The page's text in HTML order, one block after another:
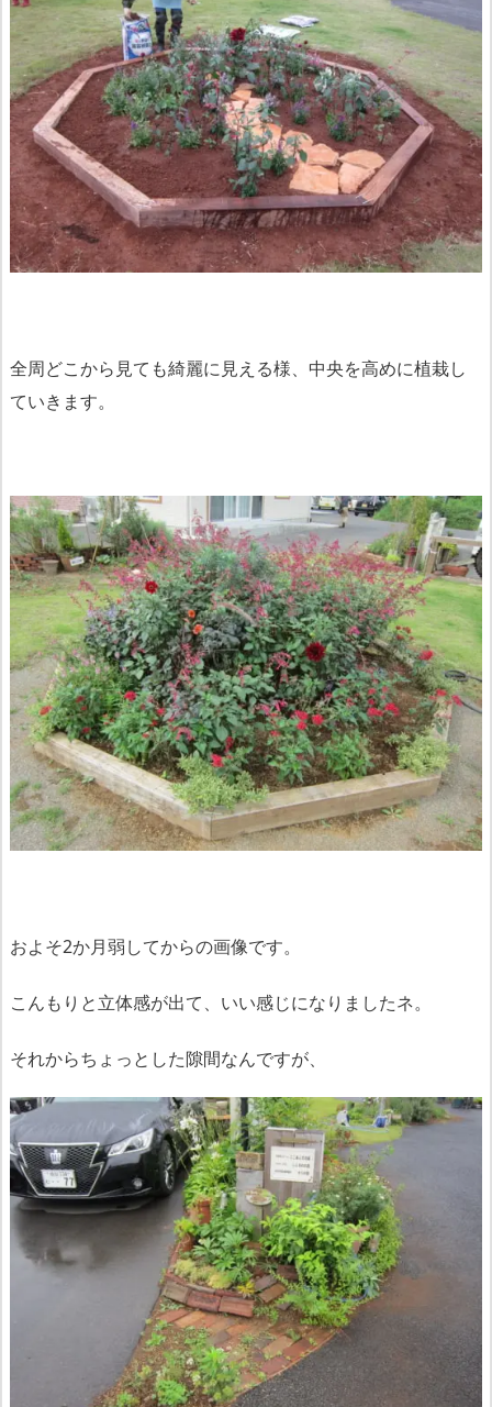
全周どこから見ても綺麗に見える様、中央を高めに植栽し
ていきます。
およそ2か月弱してからの画像です。
こんもりと立体感が出て、いい感じになりましたネ。
それからちょっとした隙間なんですが、